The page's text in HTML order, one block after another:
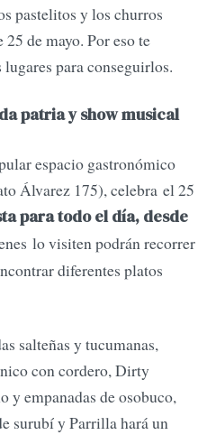
pastelitos y los churros
de mayo. Por eso te
para conseguirlos.
patria y show musical
espacio gastronómico
Álvarez 175), celebra el 25
para todo el día, desde
lo visiten podrán recorrer
diferentes platos
salteñas y tucumanas,
con cordero, Dirty
y empanadas de osobuco,
surubí y Parrilla hará un